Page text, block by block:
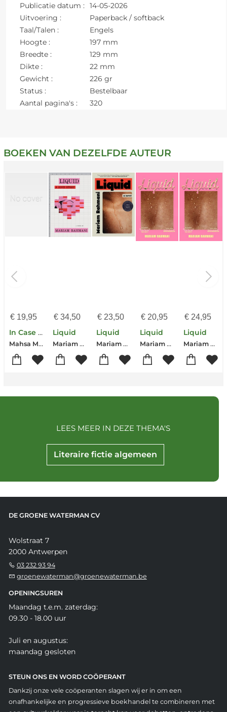
Publicatie datum :
14-05-2026
Uitvoering :
Paperback / softback
Taal/Talen :
Engels
Hoogte :
197 mm
Breedte :
129 mm
Dikte :
22 mm
Gewicht :
226 gr
Status :
Bestelbaar
Aantal pagina's :
320
BOEKEN VAN DEZELFDE AUTEUR
€19,95
In Case of Emergency
Mahsa Mohebali
€34,50
Liquid
Mariam Rahmani
€ 23,50
Liquid
Mariam Rahmani
€ 20,95
Liquid
Mariam Rahmani
€ 24,95
Liquid
Mariam Rahmani
Literaire fictie algemeen
LEES MEER IN DEZE THEMA'S
DE GROENE WATERMAN CV
Wolstraat 7
2000 Antwerpen
03 232 93 94
groenewaterman@groenewaterman.be
OPENINGSUREN
Maandag t.e.m. zaterdag:
09.30 - 18.00 uur
Juli en augustus:
maandag gesloten
STEUN ONS EN WORD COÖPERANT
Dankzij onze vele coöperanten slagen wij er in om een
onafhankelijke en progressieve boekhandel te combineren met